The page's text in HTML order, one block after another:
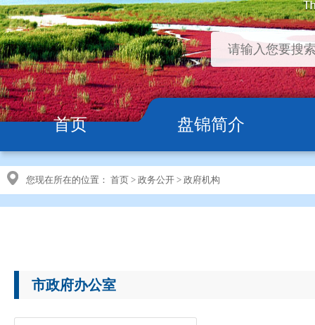
首页 盘锦简介
您现在所在的位置： 首页 > 政务公开 > 政府机构
市政府办公室